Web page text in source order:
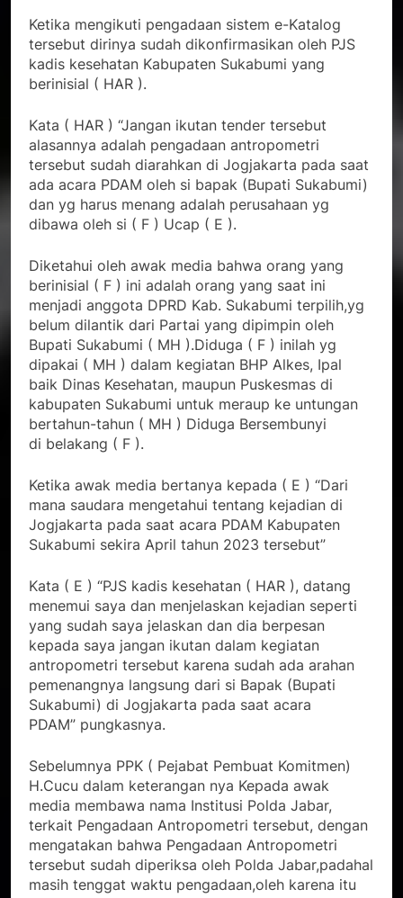
Ketika mengikuti pengadaan sistem e-Katalog
tersebut dirinya sudah dikonfirmasikan oleh PJS
kadis kesehatan Kabupaten Sukabumi yang
berinisial ( HAR ).
Kata ( HAR ) “Jangan ikutan tender tersebut
alasannya adalah pengadaan antropometri
tersebut sudah diarahkan di Jogjakarta pada saat
ada acara PDAM oleh si bapak (Bupati Sukabumi)
dan yg harus menang adalah perusahaan yg
dibawa oleh si ( F ) Ucap ( E ).
Diketahui oleh awak media bahwa orang yang
berinisial ( F ) ini adalah orang yang saat ini
menjadi anggota DPRD Kab. Sukabumi terpilih,yg
belum dilantik dari Partai yang dipimpin oleh
Bupati Sukabumi ( MH ).Diduga ( F ) inilah yg
dipakai ( MH ) dalam kegiatan BHP Alkes, Ipal
baik Dinas Kesehatan, maupun Puskesmas di
kabupaten Sukabumi untuk meraup ke untungan
bertahun-tahun ( MH ) Diduga Bersembunyi
di belakang ( F ).
Ketika awak media bertanya kepada ( E ) “Dari
mana saudara mengetahui tentang kejadian di
Jogjakarta pada saat acara PDAM Kabupaten
Sukabumi sekira April tahun 2023 tersebut”
Kata ( E ) “PJS kadis kesehatan ( HAR ), datang
menemui saya dan menjelaskan kejadian seperti
yang sudah saya jelaskan dan dia berpesan
kepada saya jangan ikutan dalam kegiatan
antropometri tersebut karena sudah ada arahan
pemenangnya langsung dari si Bapak (Bupati
Sukabumi) di Jogjakarta pada saat acara
PDAM” pungkasnya.
Sebelumnya PPK ( Pejabat Pembuat Komitmen)
H.Cucu dalam keterangan nya Kepada awak
media membawa nama Institusi Polda Jabar,
terkait Pengadaan Antropometri tersebut, dengan
mengatakan bahwa Pengadaan Antropometri
tersebut sudah diperiksa oleh Polda Jabar,padahal
masih tenggat waktu pengadaan,oleh karena itu